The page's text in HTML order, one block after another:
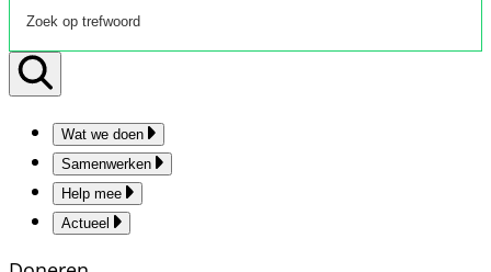
Wat we doen
Samenwerken
Help mee
Actueel